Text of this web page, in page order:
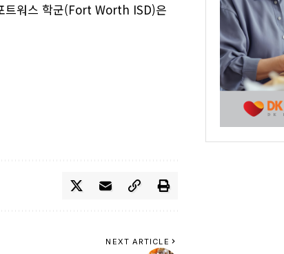
트워스 학군(Fort Worth ISD)은
NEXT ARTICLE